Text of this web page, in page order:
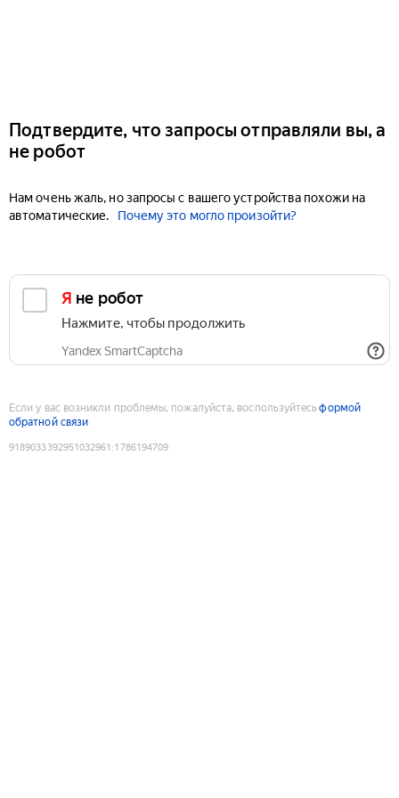
Подтвердите, что запросы отправляли вы, а
не робот
Нам очень жаль, но запросы с вашего устройства похожи на
автоматические.
Почему это могло произойти?
Я не робот
Нажмите, чтобы продолжить
Yandex SmartCaptcha
Если у вас возникли проблемы, пожалуйста, воспользуйтесьформой
обратной связи
9189033392951032961 :1786194709